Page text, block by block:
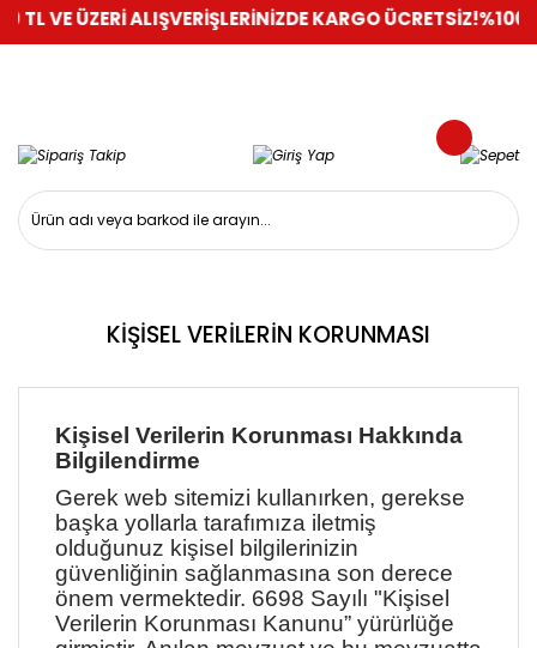
ÜZERİ ALIŞVERİŞLERİNİZDE KARGO ÜCRETSİZ!%100
KİŞİSEL VERİLERİN KORUNMASI
Kişisel Verilerin Korunması Hakkında
Bilgilendirme
Gerek web sitemizi kullanırken, gerekse
başka yollarla tarafımıza iletmiş
olduğunuz kişisel bilgilerinizin
güvenliğinin sağlanmasına son derece
önem vermektedir. 6698 Sayılı "Kişisel
Verilerin Korunması Kanunu” yürürlüğe